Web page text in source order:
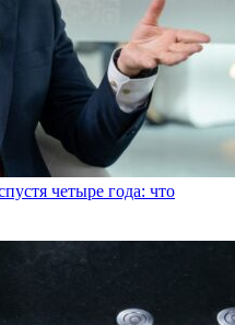
четыре года: что